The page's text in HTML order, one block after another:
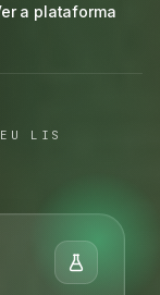
a plataforma
LIS